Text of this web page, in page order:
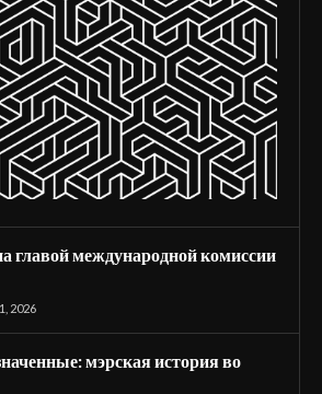
главой международной комиссии
2026
мэрская история во